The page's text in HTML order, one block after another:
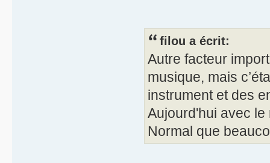
filou a écrit:
Autre facteur
musique, mais
instrument et des
Aujourd'hui avec
Normal que